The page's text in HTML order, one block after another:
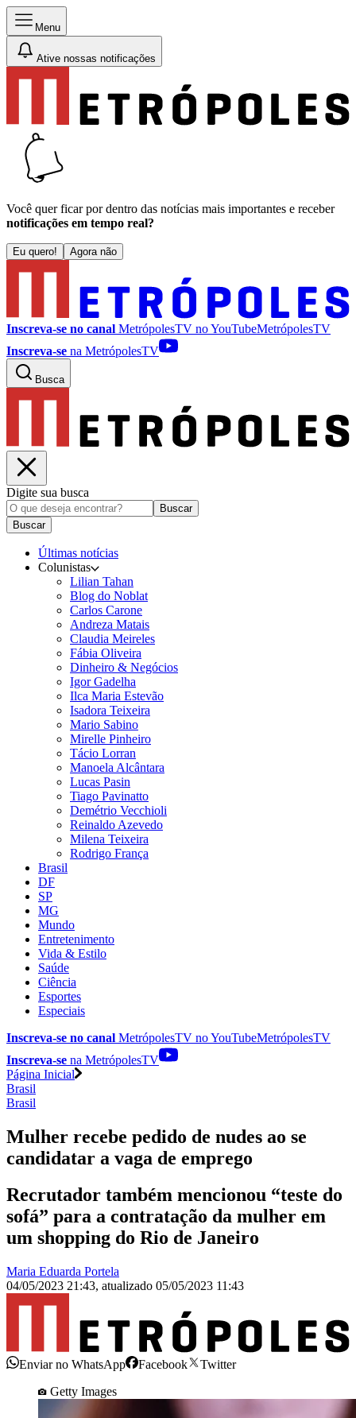
Menu
Ative nossas notificações
Você quer ficar por dentro das notícias mais importantes e receber
notificações em tempo real?
Eu quero! Agora não
Inscreva-se no canal MetrópolesTV noYouTubeMetrópolesTV
Inscreva-se na MetrópolesTV
Busca
Digite sua busca
Buscar
Buscar
Últimas notícias
Colunistas
Lilian Tahan
Blog do Noblat
Carlos Carone
Andreza Matais
Claudia Meireles
Fábia Oliveira
Dinheiro & Negócios
Igor Gadelha
Ilca Maria Estevão
Isadora Teixeira
Mario Sabino
Mirelle Pinheiro
Tácio Lorran
Manoela Alcântara
Lucas Pasin
Tiago Pavinatto
Demétrio Vecchioli
Reinaldo Azevedo
Milena Teixeira
Rodrigo França
Brasil
DF
SP
MG
Mundo
Entretenimento
Vida & Estilo
Saúde
Ciência
Esportes
Especiais
Inscreva-se no canal MetrópolesTV noYouTubeMetrópolesTV
Inscreva-se na MetrópolesTV
Página Inicial
Brasil
Brasil
Mulher recebe pedido de nudes ao se
candidatar a vaga de emprego
Recrutador também mencionou “teste do
sofá” para a contratação da mulher em
um shopping do Rio de Janeiro
Maria Eduarda Portela
04/05/2023 21:43, atualizado 05/05/2023 11:43
Enviar no WhatsApp Facebook
Twitter
Getty Images